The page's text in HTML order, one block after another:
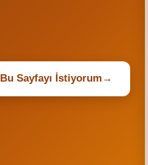
Bu Sayfayı İstiyorum →